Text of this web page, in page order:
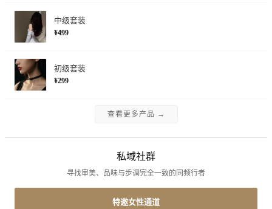
中级套装
¥499
初级套装
¥299
查看更多产品 →
私域社群
寻找审美、品味与步调完全一致的同频行者
特邀女性通道